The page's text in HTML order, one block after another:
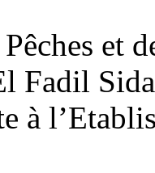
et
Fadil
à